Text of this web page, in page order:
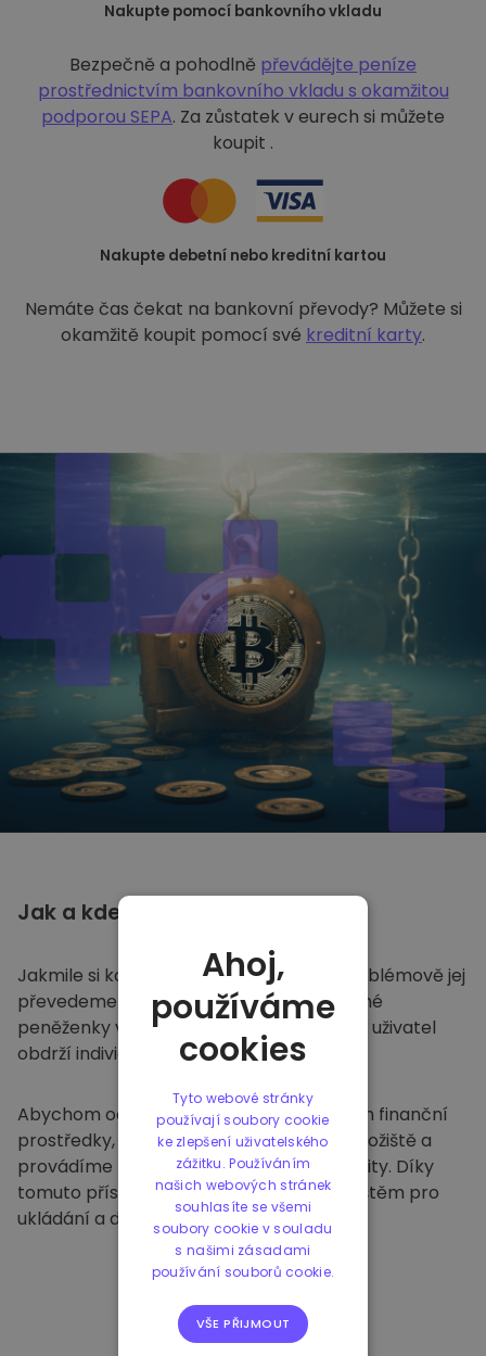
Nakupte pomocí bankovního vkladu
Bezpečně a pohodlně převádějte peníze
prostřednictvím bankovního vkladu s okamžitou
podporou SEPA. Za zůstatek v eurech si můžete
koupit .
Nakupte debetní nebo kreditní kartou
Nemáte čas čekat na bankovní převody? Můžete si
okamžitě koupit pomocí své kreditní karty.
Jak a kde
Jakmile si koupíte na Kriptomatu
, bezproblémově jej
převedeme do vaší vyhrazené a bezpečné
peněženky v rámci naší platformy. Každý uživatel
obdrží individuální peněženku.
Abychom ochránili naše zákazníky a jejich finanční
prostředky, nabízíme bezpečné offline úložiště a
provádíme pravidelné bezpečnostní audity. Díky
tomuto přístupu je naše platforma útočištěm pro
ukládání a dalších kryptoměn.
Ahoj,
používáme
cookies
Tyto webové stránky
používají soubory cookie
ke zlepšení uživatelského
zážitku. Používáním
našich webových stránek
souhlasíte se všemi
soubory cookie v souladu
s našimi zásadami
používání souborů cookie.
VŠE PŘIJMOUT